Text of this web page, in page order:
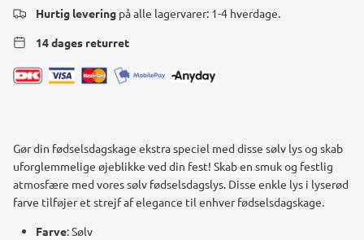
Hurtig levering på alle lagervarer: 1-4 hverdage.
14 dages returret
Gør din fødselsdagskage ekstra speciel med disse sølv lys og skab
uforglemmelige øjeblikke ved din fest! Skab en smuk og festlig
atmosfære med vores sølv fødselsdagslys. Disse enkle lys i lyserød
farve tilføjer et strejf af elegance til enhver fødselsdagskage.
Farve: Sølv